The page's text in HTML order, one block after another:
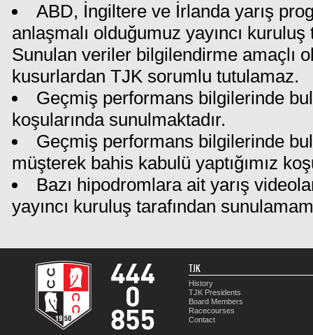
ABD, İngiltere ve İrlanda yarış
anlaşmalı olduğumuz yayıncı
Sunulan veriler bilgilendirme amaçlı
kusurlardan TJK sorumlu tutulamaz.
Geçmiş performans bilgilerinde
koşularında sunulmaktadır.
Geçmiş performans bilgilerinde
müşterek bahis kabulü yaptığımız
Bazı hipodromlara ait yarış
yayıncı kuruluş tarafından
TJK
History
TJK Presidents
Board Members
Racecourses
Contact